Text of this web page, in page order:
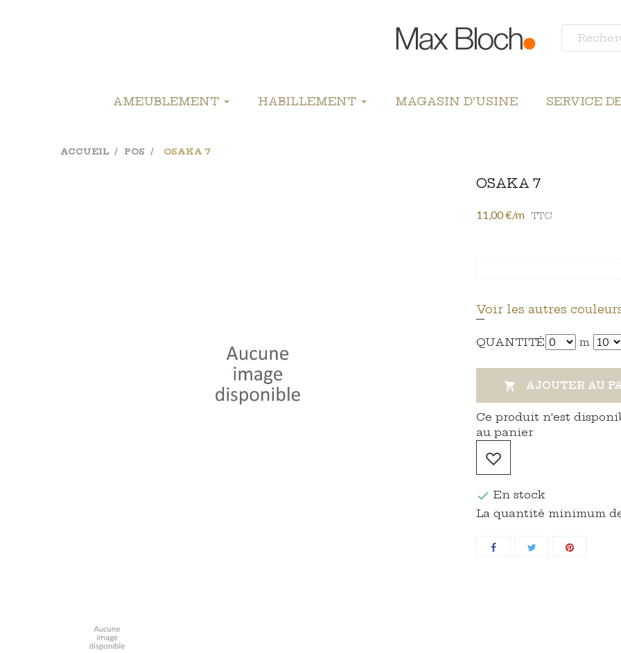
AMEUBLEMENT HABILLEMENT MAGASIN D'USINE SERVICE
ACCUEIL POS OSAKA 7
OSAKA 7
11,00 €/m TTC
Voir les autres
QUANTITÉ m
 AJOUTER AU
Ce produit n'est
au panier
 En stock
La quantité minimum